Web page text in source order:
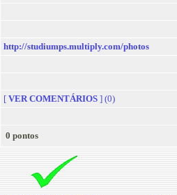
http://studiumps.multiply.com/photos
[ VER COMENTÁRIOS ] (0)
0 pontos